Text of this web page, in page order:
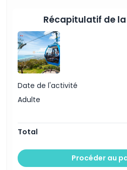
Récapitulatif de
Date de l'activité
Adulte
Total
Procéder au